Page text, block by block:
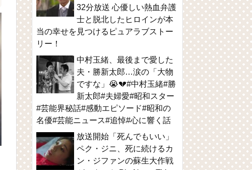
32分放送 心優しい熱血弁護
士と脱北したヒロインが本
当の幸せを見つけるピュアラブストー
リー！
中村玉緒、最後まで愛した
夫・勝新太郎…涙の「大物
ですな」😭💔#中村玉緒#勝
新太郎#夫婦愛#昭和スター
#芸能界秘話#感動エピソード#昭和の
名優#芸能ニュース#追悼#心に響く話
放送開始「死んでもいい」
ペク・ジニ、死に続けるカ
ン・ジファンの蘇生大作戦